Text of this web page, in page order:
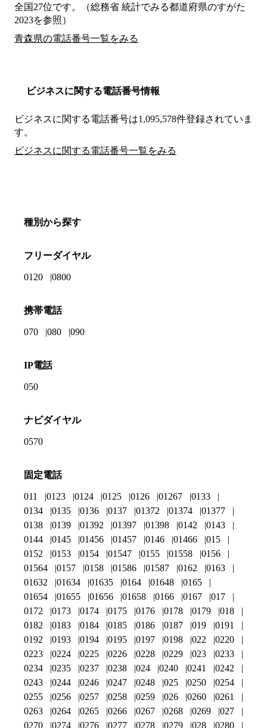
全国27位です。（総務省 統計でみる都道府県のすがた
2023を参照）
青森県の電話番号一覧をみる
ビジネスに関する電話番号情報
ビジネスに関する電話番号は1,095,578件登録されていま
す。
ビジネスに関する電話番号一覧をみる
種別から探す
フリーダイヤル
0120 0800
携帯電話
070 080 090
IP電話
050
ナビダイヤル
0570
固定電話
011 0123 0124 0125 0126 01267
0133
0134
0135 0136 0137 01372 01374
01377
0138
0139 01392 01397 01398 0142
0143
0144
0145 01456 01457 0146 01466
015
0152
0153 0154 01547 0155 01558
0156
01564
0157 0158 01586 01587 0162
0163
01632
01634 01635 0164 01648
0165
01654
01655 01656 01658 0166 0167
017
0172
0173 0174 0175 0176 0178 0179
018
0182
0183 0184 0185 0186 0187 019
0191
0192
0193 0194 0195 0197 0198 022
0220
0223
0224 0225 0226 0228 0229 023
0233
0234
0235 0237 0238 024 0240 0241
0242
0243
0244 0246 0247 0248 025 0250
0254
0255
0256 0257 0258 0259 026 0260
0261
0263
0264 0265 0266 0267 0268 0269
027
0270
0274 0276 0277 0278 0279 028 0280